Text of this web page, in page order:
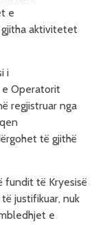
e
gjitha aktivitetet
i
Operatorit
regjistruar nga
të gjithë
fundit të Kryesisë
justifikuar, nuk
e